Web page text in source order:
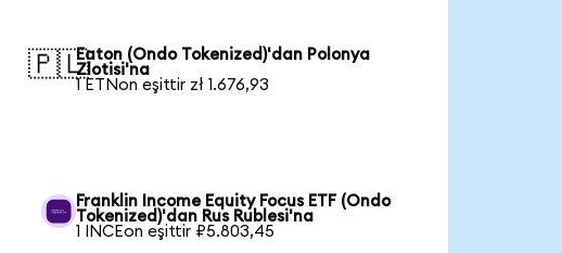
🇵🇱Eaton (Ondo Tokenized)'dan Polonya
Zlotisi'na
1 ETNon eşittir zł 1.676,93
Franklin Income Equity Focus ETF (Ondo
Tokenized)'dan Rus Rublesi'na
1 INCEon eşittir ₽5.803,45